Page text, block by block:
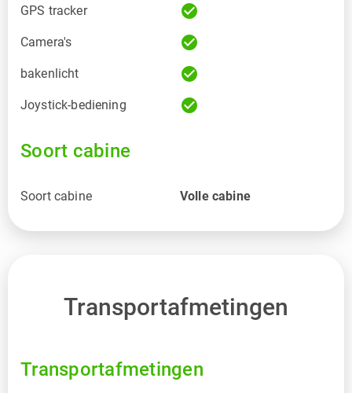
GPS tracker check_circle
Camera's check_circle
bakenlicht check_circle
Joystick-bediening check_circle
Soort cabine
Soort cabine Volle cabine
Transportafmetingen
Transportafmetingen